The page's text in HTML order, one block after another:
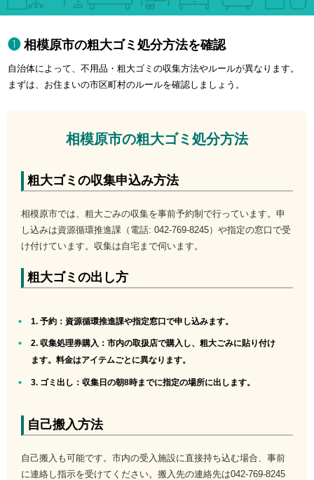
相模原市の粗大ゴミ処分方法を確認
自治体によって、不用品・粗大ゴミの収集方法やルールが異なります。
まずは、お住まいの市区町村のルールを確認しましょう。
相模原市の粗大ゴミ処分方法
粗大ゴミの収集申込み方法
相模原市では、粗大ごみの収集を事前予約制で行っています。申
し込みは資源循環推進課（電話: 042-769-8245）や指定の窓口で受
け付けています。収集は自宅まで伺います。
粗大ゴミの出し方
1. 予約 ：資源循環推進課や指定窓口で申し込みます。
2. 収集処理券購入 ：市内の取扱店で購入し、粗大ごみに貼り付け
ます。料金はアイテムごとに異なります。
3. ゴミ出し ：収集日の朝8時までに指定の場所に出します。
自己搬入方法
自己搬入も可能です。市内の受入施設に直接持ち込む場合、事前
に連絡し指示を受けてください。搬入先の連絡先は042-769-8245